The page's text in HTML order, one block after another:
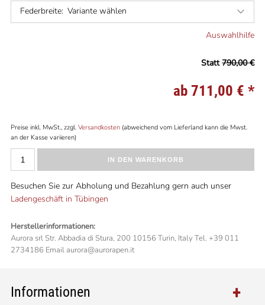
Federbreite: Variante wählen
Auswahlhilfe
Statt790,00 €
ab 711,00 € *
Preise inkl. MwSt., zzgl. Versandkosten(abweichend vom Lieferland kann die Mwst.
an der Kasse variieren)
IN DEN WARENKORB
Besuchen Sie zur Abholung und Bezahlung gern auch unser
Ladengeschäft in Tübingen
Herstellerinformationen:
Aurora srl Str. Abbadia di Stura, 200 10156 Turin, Italy Tel. +39 011
2734186 Email aurora@aurorapen.it
Informationen